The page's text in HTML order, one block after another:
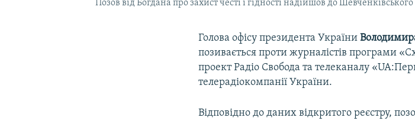
Позов від Богдана про захист честі і гідності надійшов до
Голова офісу президента України
позивається проти журналістів програми
проект Радіо Свобода та телеканалу
телерадіокомпанії України.
Відповідно до даних відкритого реєстру,